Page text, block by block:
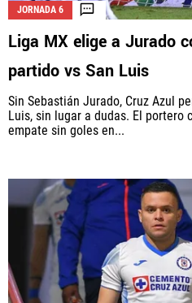
JORNADA 6
Liga MX elige a Jurado
partido vs San Luis
Sin Sebastián Jurado, Cruz Azul
Luis, sin lugar a dudas. El portero
empate sin goles en...